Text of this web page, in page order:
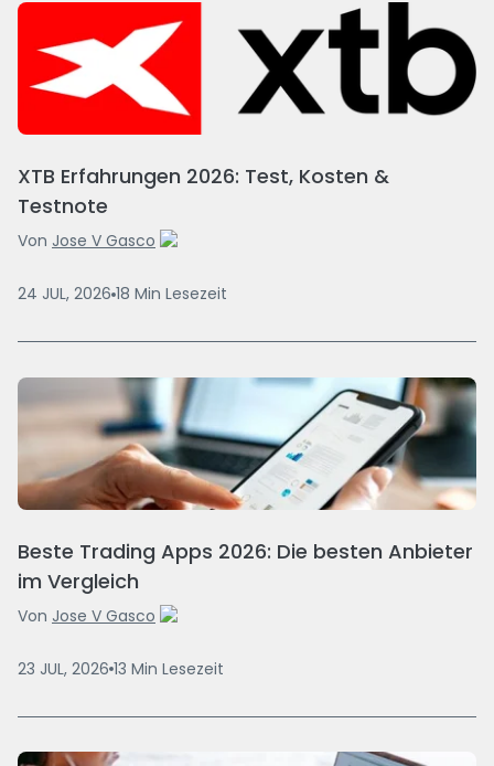
XTB Erfahrungen 2026: Test, Kosten &
Testnote
Von Jose V Gasco
24 JUL, 2026 18 Min Lesezeit
Beste Trading Apps 2026: Die besten Anbieter
im Vergleich
Von Jose V Gasco
23 JUL, 2026 13 Min Lesezeit